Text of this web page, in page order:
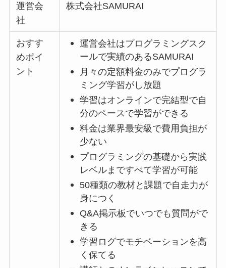
運営会
社
株式会社SAMURAI
おすす
めポイ
ント
運営会社はプログラミングスク
ールで実績のあるSAMURAI
月々の定額料金のみでプログラ
ミング学習がし放題
学習はオンラインで完結型で自
分のペースで学習ができる
料金は業界最安級で費用負担が
少ない
プログラミングの基礎から実践
レベルまですべて学習が可能
50種類の教材と課題で自走力が
身につく
Q&A掲示板でいつでも質問がで
きる
学習ログでモチベーションを高
く保てる